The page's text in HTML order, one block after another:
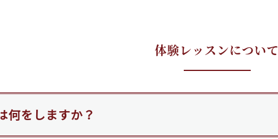
体験レッスンについて
何をしますか？